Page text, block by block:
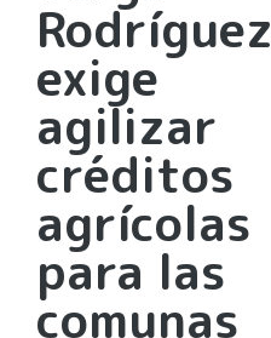
Rodríguez
exige
agilizar
créditos
agrícolas
para las
comunas